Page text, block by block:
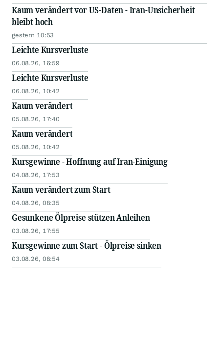
Kaum verändert vor US-Daten - Iran-Unsicherheit
bleibt hoch
gestern 10:53
Leichte Kursverluste
06.08.26, 16:59
Leichte Kursverluste
06.08.26, 10:42
Kaum verändert
05.08.26, 17:40
Kaum verändert
05.08.26, 10:42
Kursgewinne - Hoffnung auf Iran-Einigung
04.08.26, 17:53
Kaum verändert zum Start
04.08.26, 08:35
Gesunkene Ölpreise stützen Anleihen
03.08.26, 17:55
Kursgewinne zum Start - Ölpreise sinken
03.08.26, 08:54